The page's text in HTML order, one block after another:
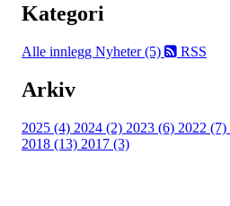
Kategori
Alle innlegg Nyheter (5) RSS
Arkiv
2025 (4) 2024 (2) 2023 (6) 2022 (7)
2018 (13) 2017 (3)